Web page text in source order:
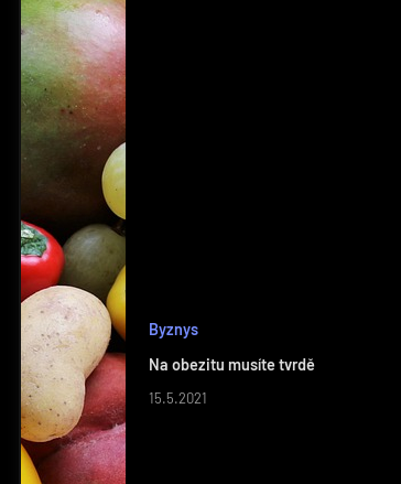
Byznys
Na obezitu musíte tvrdě
15.5.2021